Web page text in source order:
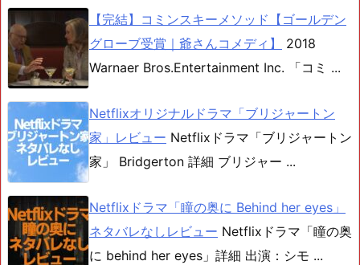
【完結】コミンスキーメソッド【ゴールデン
グローブ受賞｜爺さんコメディ】
2018
Warnaer Bros.Entertainment Inc. 「コミ ...
Netflixオリジナルドラマ「ブリジャートン
家」レビュー Netflixドラマ「ブリジャートン
家」 Bridgerton 詳細 ブリジャー ...
Netflixドラマ「瞳の奥に Behind her eyes」
ネタバレなしレビュー Netflixドラマ「瞳の奥
に behind her eyes」詳細 出演：シモ ...